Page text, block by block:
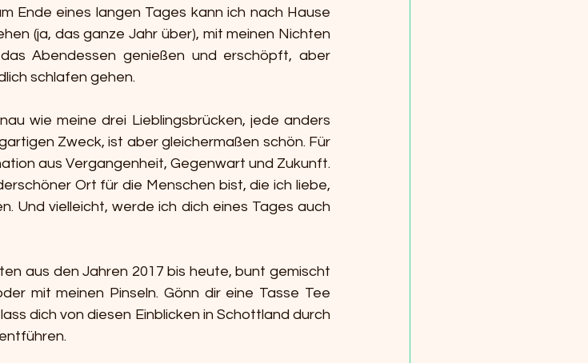
Ende eines langen Tages kann ich nach Hause
(ja, das ganze Jahr über), mit meinen Nichten
Abendessen genießen und erschöpft, aber
schlafen gehen.
wie meine drei Lieblingsbrücken, jede anders
Zweck, ist aber gleichermaßen schön. Für
aus Vergangenheit, Gegenwart und Zukunft.
Ort für die Menschen bist, die ich liebe,
Und vielleicht, werde ich dich eines Tages auch
aus den Jahren 2017 bis heute, bunt gemischt
mit meinen Pinseln. Gönn dir eine Tasse Tee
dich von diesen Einblicken in Schottland durch